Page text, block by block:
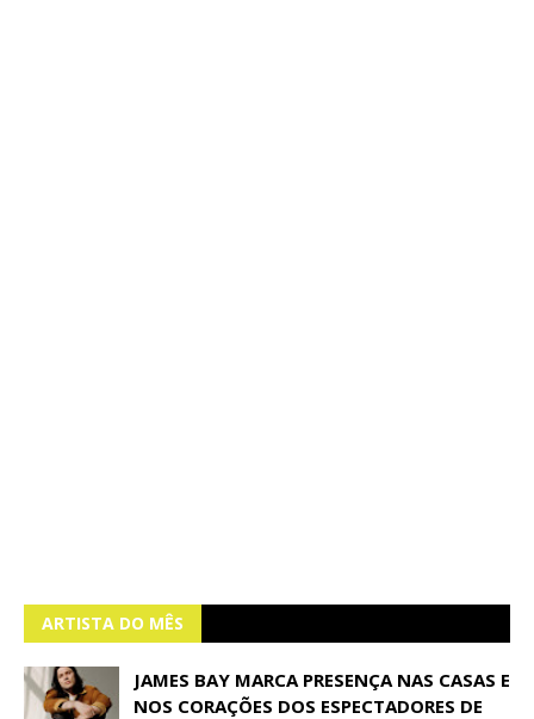
ARTISTA DO MÊS
JAMES BAY MARCA PRESENÇA NAS CASAS E
NOS CORAÇÕES DOS ESPECTADORES DE